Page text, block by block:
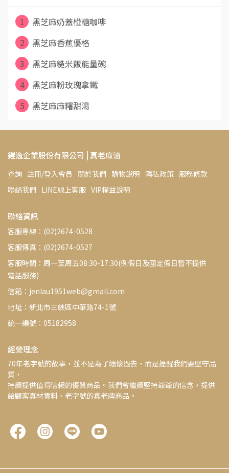
1
黑芝麻奶蓋椪糖咖啡
2
黑芝麻香蕉優格
3
黑芝麻糙米飯能量碗
4
黑芝麻粉玫瑰拿鐵
5
黑芝麻麻糬甜湯
鎧逸企業股份有限公司 | 真老麻油
查詢 註冊/登入會員 關於我們 購物說明 隱私政策 服務條款
聯絡我們 LINE線上客服 VIP權益說明
聯絡資訊
客服專線：(02)2674-0528
客服傳真：(02)2674-0527
客服時間：周一至周五08:30-17:30(例假日及國定假日暫不提供
電話服務)
信箱：jenlau1951web@gmail.com
地址：新北市三峽區中華路74-1號
統一編號：05182958
經營理念
70年老字號的故事，並不是為了緬懷過去，而是提醒我們要堅守品
質，
持續提供值得信賴的優質商品。我們會繼續堅持爺爺的信念，提供
給顧客真材實料、老字號的真老牌商品。